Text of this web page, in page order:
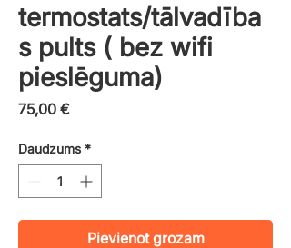
termostats/tālvadība
s pults ( bez wifi
pieslēguma)
75,00 €Cena
Daudzums *
Pievienot grozam